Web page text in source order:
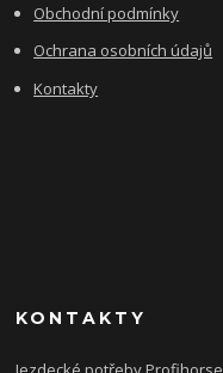
Obchodní podmínky
Ochrana osobních údajů
Kontakty
KONTAKTY